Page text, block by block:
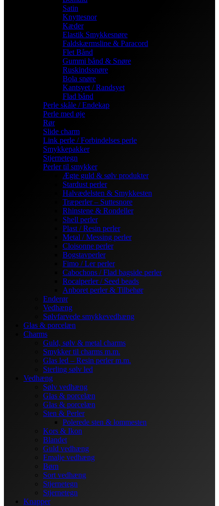
Satin
Knyttesnor
Kæder
Elastik Smykkesnøre
Faldskærmsline & Paracord
Flet Bånd
Gummi bånd & Snøre
Ruskindssnøre
Bola snøre
Kantsyet / Randsyet
Flad bånd
Perle skåle / Endekap
Perle med øje
Rør
Slide charm
Link perle / Forbindelses perle
Smykkepakker
Stjernetegn
Perler til smykker
Ægte guld & sølv produkter
Stardust perler
Halvædelsten & Smykkesten
Træperler – Suttesnore
Rhinstene & Rondeller
Shell perler
Plast / Resin perler
Metal / Messing perler
Cloisonne perler
Bogstavperler
Fimo / Ler perler
Cabochons / Flad bagside perler
Rocaiperler / Seed beads
Anboret perler & Tilbehør
Enderør
Vedhæng
Sølvfarvede smykkevedhæng
Glas & porcelæn
Charms
Guld, sølv & metal charms
Smykker til charms m.m.
Glas led – Resin perler m.m.
Sterling sølv led
Vedhæng
Sølv vedhæng
Glas & porcelæn
Glas & porcelæn
Sten & Perler
Polerede sten & lommesten
Kors & Ikon
Blandet
Guld vedhæng
Emalje vedhæng
Børn
Sort vedhæng
Stjernetegn
Stjernetegn
Knapper